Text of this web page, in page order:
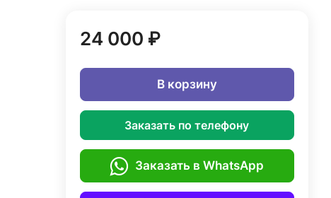
24 000 ₽
В корзину
Заказать по телефону
Заказать в WhatsApp